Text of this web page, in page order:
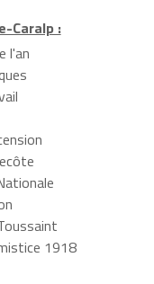
Caralp :
l'an
1918